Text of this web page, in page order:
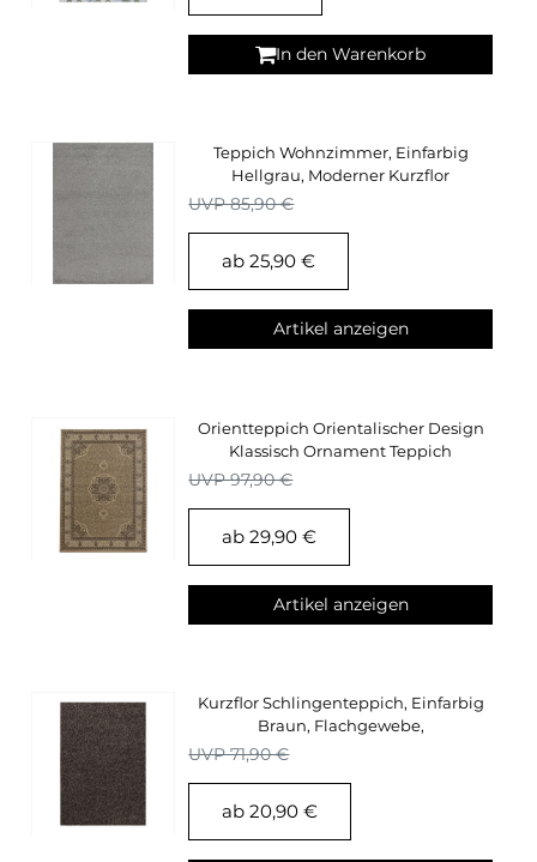
In den Warenkorb
Teppich Wohnzimmer, Einfarbig
Hellgrau, Moderner Kurzflor
Rechteckig Supersoft
UVP 85,90 €
ab 25,90 €
Artikel anzeigen
Orientteppich Orientalischer Design
Klassisch Ornament Teppich
Wohnzimmer Beige
UVP 97,90 €
ab 29,90 €
Artikel anzeigen
Kurzflor Schlingenteppich, Einfarbig
Braun, Flachgewebe,
Wohnzimmerteppich
UVP 71,90 €
ab 20,90 €